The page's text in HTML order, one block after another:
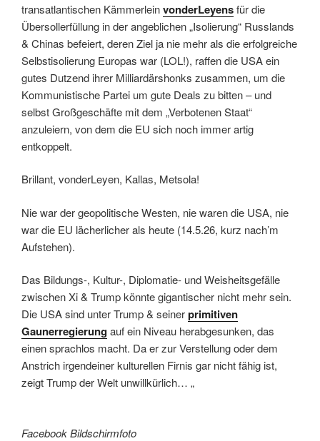
transatlantischen KämmerleinvonderLeyensfür die
Übersollerfüllung in der angeblichen „Isolierung“ Russlands
& Chinas befeiert, deren Ziel ja nie mehr als die erfolgreiche
Selbstisolierung Europas war (LOL!), raffen die USA ein
gutes Dutzend ihrer Milliardärshonks zusammen, um die
Kommunistische Partei um gute Deals zu bitten – und
selbst Großgeschäfte mit dem „Verbotenen Staat“
anzuleiern, von dem die EU sich noch immer artig
entkoppelt.
Brillant, vonderLeyen, Kallas, Metsola!
Nie war der geopolitische Westen, nie waren die USA, nie
war die EU lächerlicher als heute (14.5.26, kurz nach’m
Aufstehen).
Das Bildungs-, Kultur-, Diplomatie- und Weisheitsgefälle
zwischen Xi & Trump könnte gigantischer nicht mehr sein.
Die USA sind unter Trump & seinerprimitiven
Gaunerregierungauf ein Niveau herabgesunken, das
einen sprachlos macht. Da er zur Verstellung oder dem
Anstrich irgendeiner kulturellen Firnis gar nicht fähig ist,
zeigt Trump der Welt unwillkürlich… „
Facebook Bildschirmfoto